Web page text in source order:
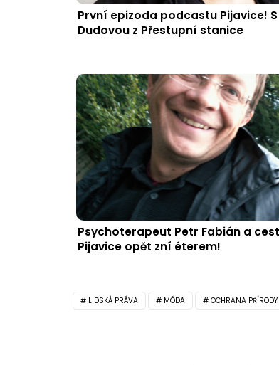
První epizoda podcastu Pijavice! S
Dudovou z Přestupní stanice
Psychoterapeut Petr Fabián a
Pijavice opět zní éterem!
LIDSKÁ PRÁVA MÓDA OCHRANA PŘÍRODY